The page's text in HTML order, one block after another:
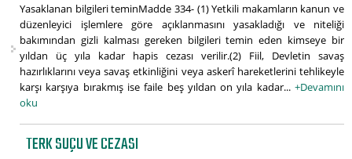
Yasaklanan bilgileri teminMadde 334- (1) Yetkili makamların kanun ve
düzenleyici işlemlere göre açıklanmasını yasakladığı ve niteliği
bakımından gizli kalması gereken bilgileri temin eden kimseye bir
yıldan üç yıla kadar hapis cezası verilir.(2) Fiil, Devletin savaş
hazırlıklarını veya savaş etkinliğini veya askerî hareketlerini tehlikeyle
karşı karşıya bırakmış ise faile beş yıldan on yıla kadar... +Devamını
oku
TERK SUÇU VE CEZASI